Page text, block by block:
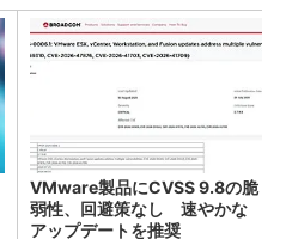
VMware製品にCVSS 9.8の脆
弱性、回避策なし 速やかな
アップデートを推奨